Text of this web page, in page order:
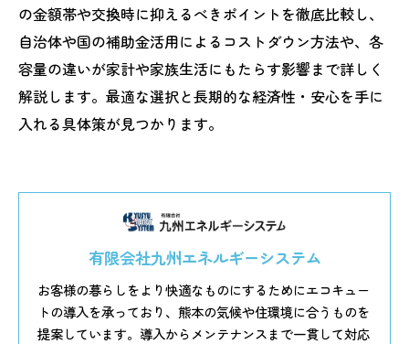
の金額帯や交換時に抑えるべきポイントを徹底比較し、
自治体や国の補助金活用によるコストダウン方法や、各
容量の違いが家計や家族生活にもたらす影響まで詳しく
解説します。最適な選択と長期的な経済性・安心を手に
入れる具体策が見つかります。
有限会社九州エネルギーシステム
お客様の暮らしをより快適なものにするためにエコキュー
トの導入を承っており、熊本の気候や住環境に合うものを
提案しています。導入からメンテナンスまで一貫して対応